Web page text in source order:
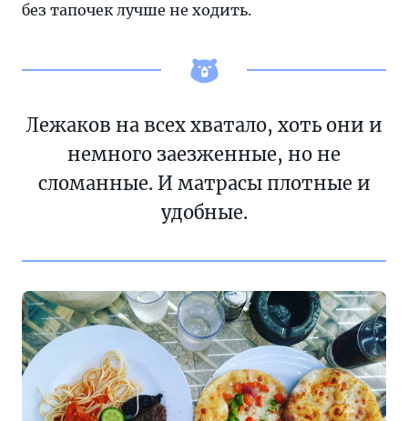
без тапочек лучше не ходить.
Лежаков на всех хватало, хоть они и
немного заезженные, но не
сломанные. И матрасы плотные и
удобные.